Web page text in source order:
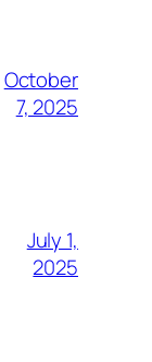
October
7, 2025
July 1,
2025